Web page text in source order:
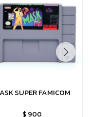
SUPER FAMICOM
$ 900